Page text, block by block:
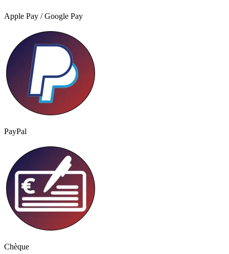
Apple Pay / Google Pay
PayPal
Chèque